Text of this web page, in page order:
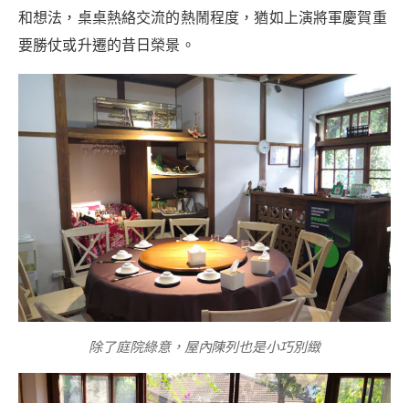
和想法，桌桌熱絡交流的熱鬧程度，猶如上演將軍慶賀重
要勝仗或升遷的昔日榮景。
除了庭院綠意，屋內陳列也是小巧別緻